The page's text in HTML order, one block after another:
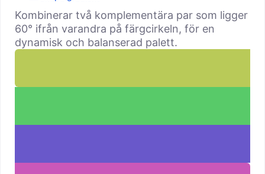
Kombinerar två komplementära par som ligger
60° ifrån varandra på färgcirkeln, för en
dynamisk och balanserad palett.